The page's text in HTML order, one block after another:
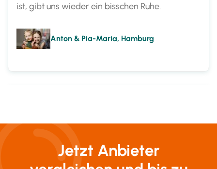
ist, gibt uns wieder ein bisschen Ruhe.
Anton & Pia-Maria, Hamburg
Jetzt Anbieter